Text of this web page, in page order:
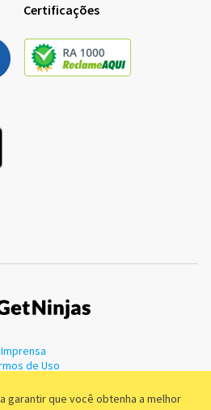
garantir que você obtenha a melhor
Certificações
Imprensa
de Uso